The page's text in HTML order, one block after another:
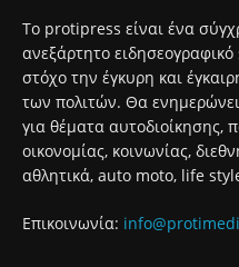
Το protipress είναι ένα
ανεξάρτητο
στόχο την έγκυρη και
των πολιτών. Θα
για θέματα αυτοδιοίκησης,
οικονομίας, κοινωνίας,
αθλητικά, auto moto, life
Επικοινωνία: